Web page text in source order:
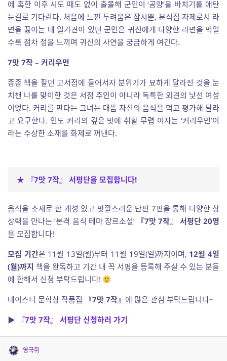
에 혹한 이후 시도 때도 없이 출몰해 군인이 ‘공양’을 바치기를 애탄
눈길로 기다린다. 처음에 느낀 두려움은 잠시뿐, 분식집 자제로서 라
면을 끓이는 데 일가견이 있던 군인은 귀신에게 다양한 라면을 먹일
수록 점차 정을 느끼며 귀신의 사연을 궁금하게 여긴다.
7맛 7작 – 커리우먼
종종 책을 팔던 고서점에 들어서자 분위기가 묘하게 달라진 것을 눈
치챈 나를 맞이한 것은 서점 주인이 아니라 독특한 외견의 낯선 여성
이었다. 커리를 판다는 그녀는 대뜸 자신의 음식을 먹고 평가해 달라
고 요구한다. 인도 커리의 깊은 맛에 취할 무렵 여자는 ‘커리우먼’이
라는 수상한 소재를 화제로 꺼낸다.
★ 『7맛 7작』 서평단을 모집합니다!
음식을 소재로 한 개성 있고 맛깔스러운 단편 7편을 통해 다양한 상
상력을 만나는 ‘본격 음식 테마 장르소설’
『7맛 7작』 서평단 20명
을 모집합니다!
모집 기간은 11월 13일(월)부터 11월 19일(일)까지이며, 12월 4일
(월)까지 책을 완독하고 기간 내 꼭 서평을 등록해 주실 수 있는 분들
에 한해서 신청 부탁드립니다!
테이스티 문학상 작품집
『7맛 7작』 에 많은 관심 부탁드립니다~
▶
『7맛 7작』 서평단 신청하러 가기
영국쥐